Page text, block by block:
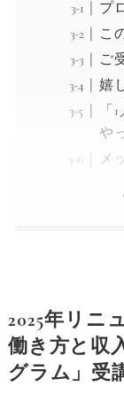
プ
こ
ご
嬉
や
メ
2025年リニ
働き方と収
グラム」受